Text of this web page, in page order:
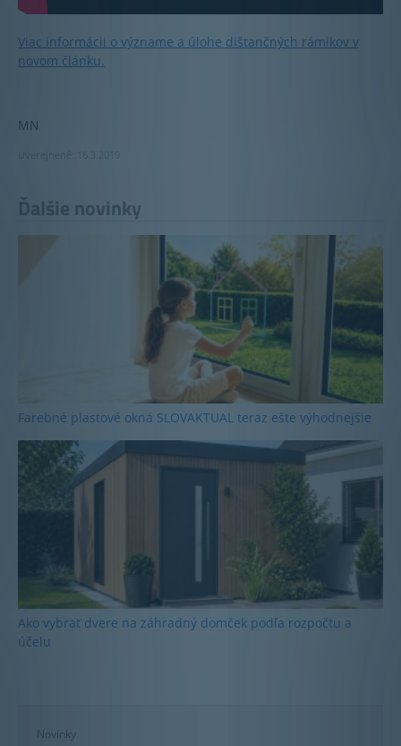
Viac informácii o význame a úlohe dištančných rámikov v
novom článku.
MN
Ďalšie novinky
Farebné plastové okná SLOVAKTUAL teraz ešte výhodnejšie
Ako vybrať dvere na záhradný domček podľa rozpočtu a
účelu
Novinky